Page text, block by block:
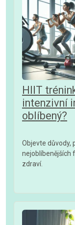
HIIT
intenzivní
oblíbený?
Objevte důvody,
nejoblíbenějších
zdraví.